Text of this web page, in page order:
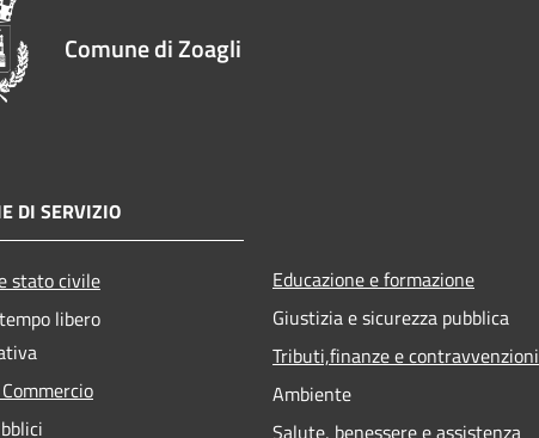
Comune di Zoagli
DI SERVIZIO
stato civile
libero
Educazione e formazione
Giustizia e sicurezza pubblica
Tributi,finanze e contravvenzioni
Ambiente
Salute, benessere e assistenza